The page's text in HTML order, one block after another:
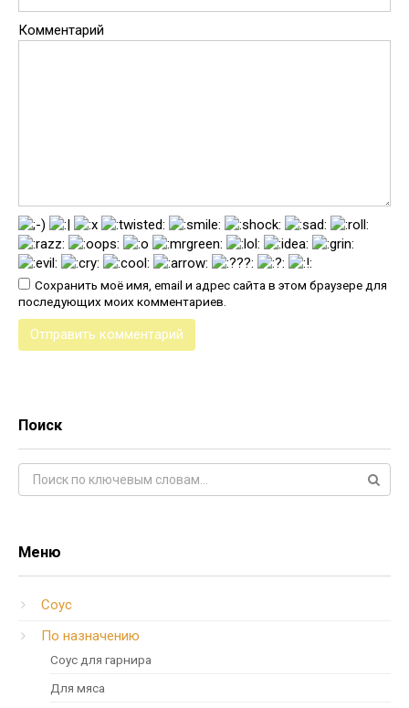
Комментарий
Сохранить моё имя, email и адрес сайта в этом браузере для
последующих моих комментариев.
Поиск
Поиск:
Меню
Соус
По назначению
Соус для гарнира
Для мяса